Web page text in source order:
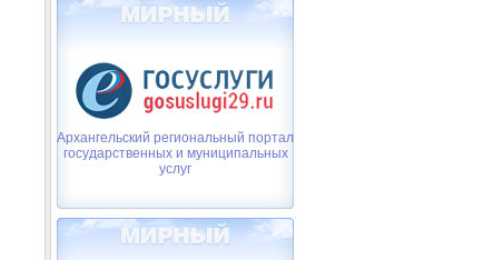
Архангельский региональный портал
государственных и муниципальных
услуг